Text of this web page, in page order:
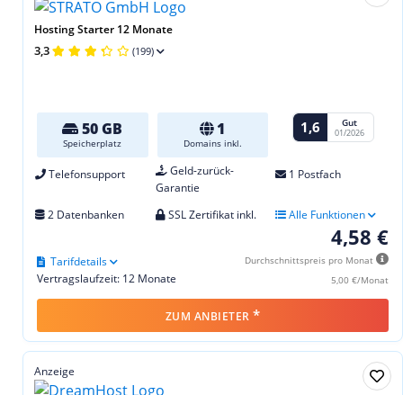
Hosting Starter 12 Monate
3,3 (199)
50 GB
Speicherplatz
1
Domains inkl.
1,6 Gut
01/2026
Telefonsupport
Geld-zurück-
Garantie
1 Postfach
2 Datenbanken SSL Zertifikat inkl. Alle Funktionen
4,58 €
Durchschnittspreis pro Monat
5,00 €/Monat
Vertragslaufzeit: 12 Monate
Tarifdetails
ZUM ANBIETER *
Anzeige